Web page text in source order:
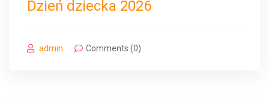
Dzień dziecka 2026
admin Comments (0)